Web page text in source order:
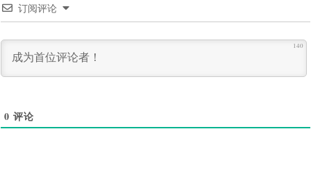
订阅评论
140
0 评论